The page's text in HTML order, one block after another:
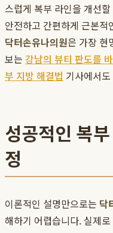
스럽게 복부 라인을 개선
안전하고 간편하게 근본적
닥터손유나의원은 가장 현
보는 강남의 뷰티 판도를
부 지방 해결법 기사에서
성공적인 복
정
이론적인 설명만으로는 닥
해하기 어렵습니다. 실제